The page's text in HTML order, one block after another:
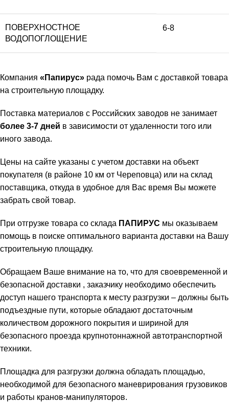
ПОВЕРХНОСТНОЕ
ВОДОПОГЛОЩЕНИЕ
6-8
Компания «Папирус» рада помочь Вам с доставкой товара
на строительную площадку.
Поставка материалов с Российских заводов не занимает
более 3-7 дней в зависимости от удаленности того или
иного завода.
Цены на сайте указаны с учетом доставки на объект
покупателя (в районе 10 км от Череповца) или на склад
поставщика, откуда в удобное для Вас время Вы можете
забрать свой товар.
При отгрузке товара со склада ПАПИРУС мы оказываем
помощь в поиске оптимального варианта доставки на Вашу
строительную площадку.
Обращаем Ваше внимание на то, что для своевременной и
безопасной доставки , заказчику необходимо обеспечить
доступ нашего транспорта к месту разгрузки – должны быть
подъездные пути, которые обладают достаточным
количеством дорожного покрытия и шириной для
безопасного проезда крупнотоннажной автотранспортной
техники.
Площадка для разгрузки должна обладать площадью,
необходимой для безопасного маневрирования грузовиков
и работы кранов-манипуляторов.